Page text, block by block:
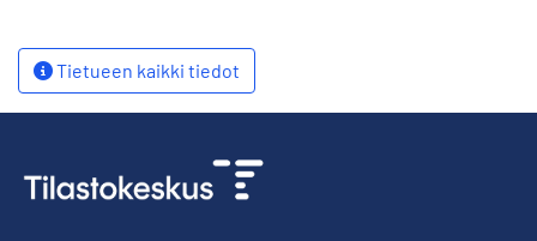
Tietueen kaikki tiedot